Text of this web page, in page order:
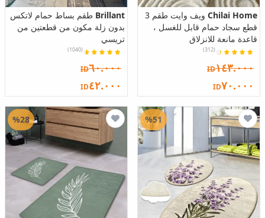
Chilai Home
ويف وايت طقم 3
قطع سجاد حمام قابل للغسل ،
قاعدة مانعة للانزلاق
(312)
ID١٤٣.٠٠٠
ID٧٠.٠٠٠
Brillant طقم بساط حمام لاتكس
بدون زلة مكون من قطعتين من
تريسي
(1040)
ID٦٠.٠٠٠
ID٤٢.٠٠٠
%51
%28